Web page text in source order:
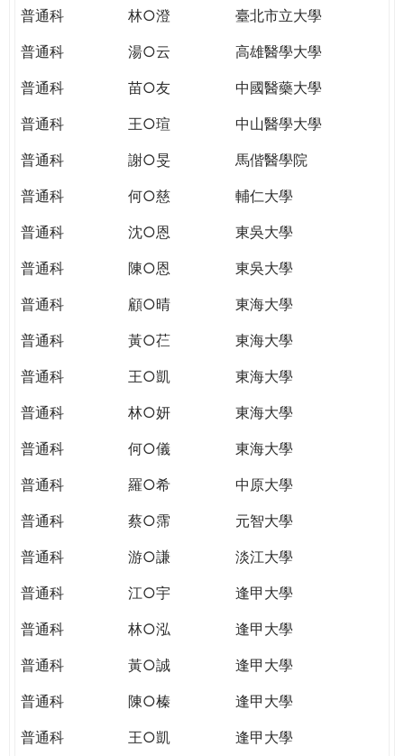
普通科
林○澄
臺北市立大學
普通科
湯○云
高雄醫學大學
普通科
苗○友
中國醫藥大學
普通科
王○瑄
中山醫學大學
普通科
謝○旻
馬偕醫學院
普通科
何○慈
輔仁大學
普通科
沈○恩
東吳大學
普通科
陳○恩
東吳大學
普通科
顧○晴
東海大學
普通科
黃○芢
東海大學
普通科
王○凱
東海大學
普通科
林○妍
東海大學
普通科
何○儀
東海大學
普通科
羅○希
中原大學
普通科
蔡○霈
元智大學
普通科
游○謙
淡江大學
普通科
江○宇
逢甲大學
普通科
林○泓
逢甲大學
普通科
黃○誠
逢甲大學
普通科
陳○榛
逢甲大學
普通科
王○凱
逢甲大學